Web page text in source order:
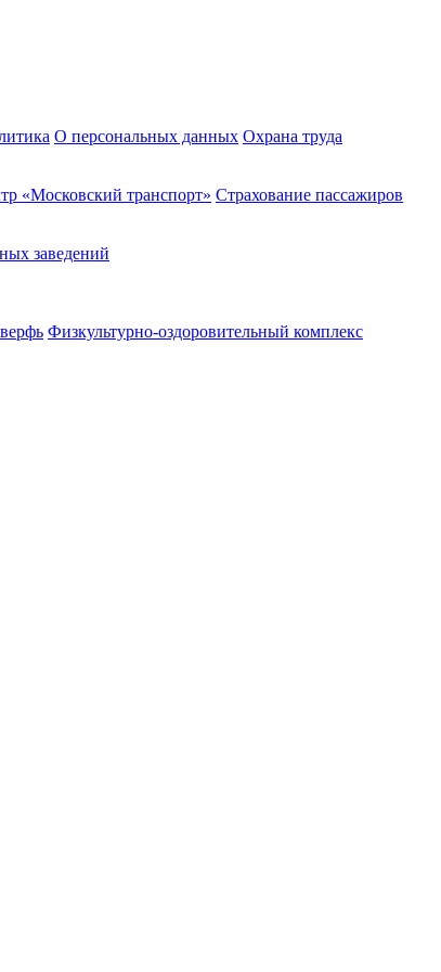
О персональных данных Охрана труда
«Московский транспорт» Страхование пассажиров
заведений
Физкультурно-оздоровительный комплекс